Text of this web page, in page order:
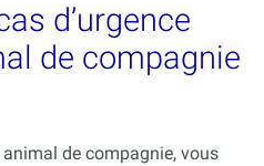
d’urgence
de compagnie
de compagnie, vous